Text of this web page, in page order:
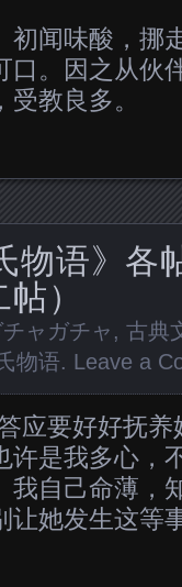
初闻味酸，挪
口。因之从伙
教良多。
物语》各
）
チャガチャ , 古典
物语. Leave a
应要好好抚
许是我多心，
我自己命薄，
让她发生这